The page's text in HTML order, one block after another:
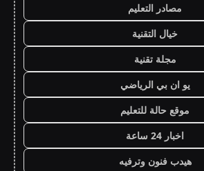
مصادر التعليم
خيال التقنية
مجلة تقنية
يو ان بي الرياضي
موقع حالة للتعليم
اخبار 24 ساعة
هيدب فنون وترفيه